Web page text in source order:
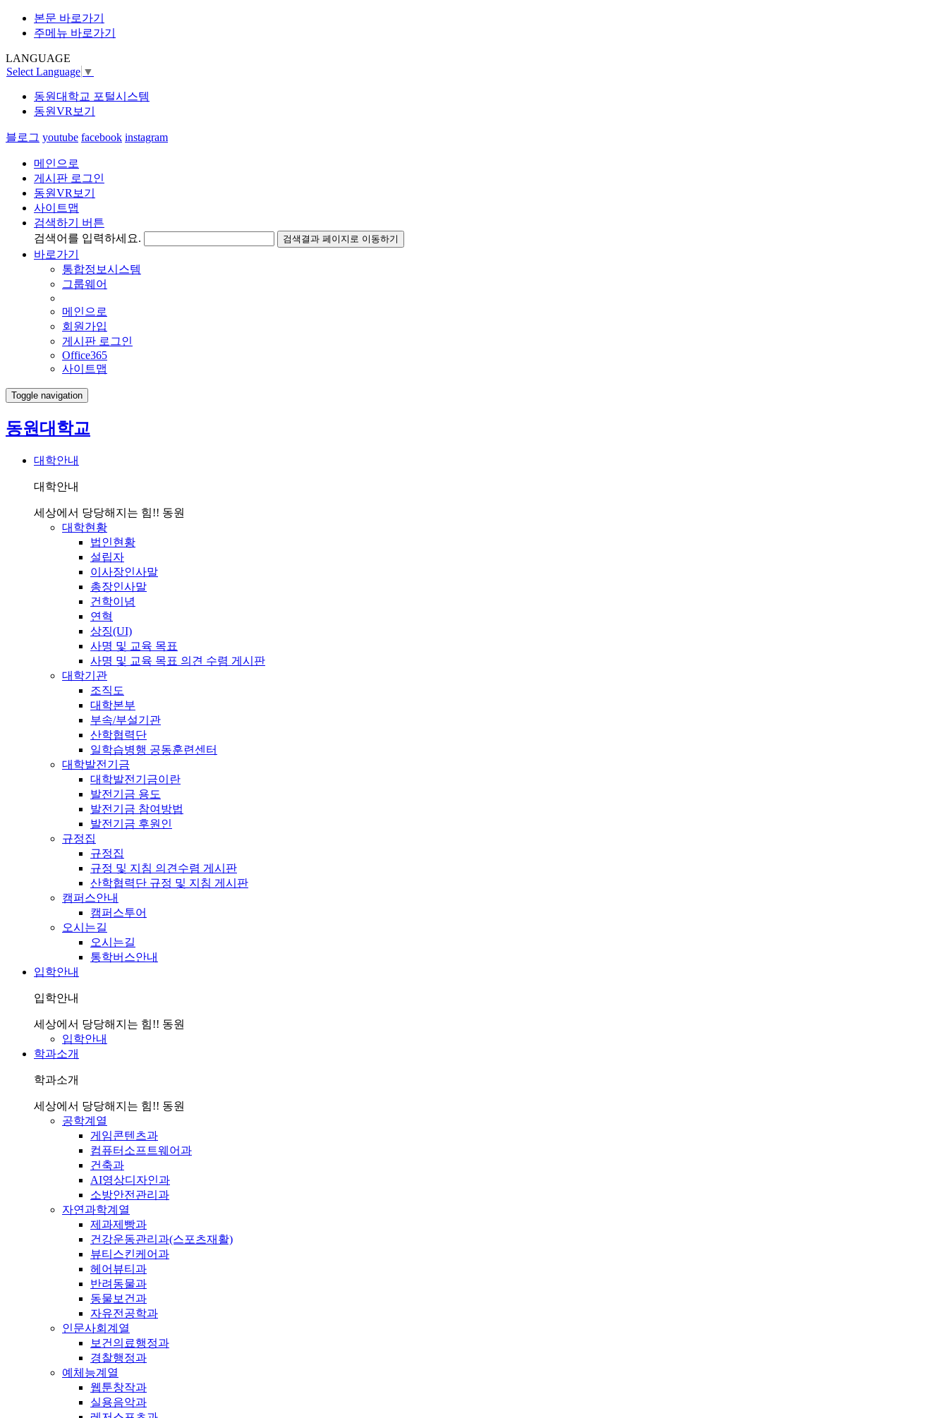
본문 바로가기
주메뉴 바로가기
LANGUAGE
Select Language ▼
동원대학교 포털시스템
동원VR보기
블로그 youtube facebook instagram
메인으로
게시판 로그인
동원VR보기
사이트맵
검색하기 버튼
검색어를 입력하세요.
검색결과 페이지로 이동하기
바로가기
통합정보시스템
그룹웨어
메인으로
회원가입
게시판 로그인
Office365
사이트맵
Toggle navigation
동원대학교
대학안내
대학안내
세상에서 당당해지는 힘!! 동원
대학현황
법인현황
설립자
이사장인사말
총장인사말
건학이념
연혁
상징(UI)
사명 및 교육 목표
사명 및 교육 목표 의견 수렴 게시판
대학기관
조직도
대학본부
부속/부설기관
산학협력단
일학습병행 공동훈련센터
대학발전기금
대학발전기금이란
발전기금 용도
발전기금 참여방법
발전기금 후원인
규정집
규정집
규정 및 지침 의견수렴 게시판
산학협력단 규정 및 지침 게시판
캠퍼스안내
캠퍼스투어
오시는길
오시는길
통학버스안내
입학안내
입학안내
세상에서 당당해지는 힘!! 동원
입학안내
학과소개
학과소개
세상에서 당당해지는 힘!! 동원
공학계열
게임콘텐츠과
컴퓨터소프트웨어과
건축과
AI영상디자인과
소방안전관리과
자연과학계열
제과제빵과
건강운동관리과(스포츠재활)
뷰티스킨케어과
헤어뷰티과
반려동물과
동물보건과
자유전공학과
인문사회계열
보건의료행정과
경찰행정과
예체능계열
웹툰창작과
실용음악과